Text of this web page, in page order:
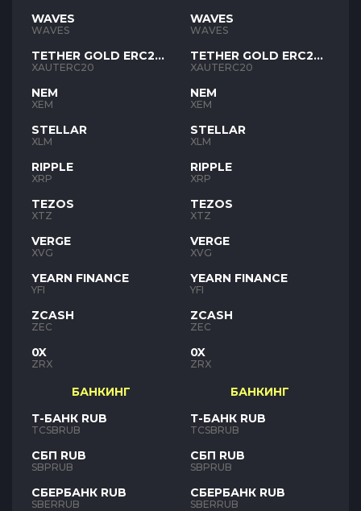
WAVES
WAVES
TETHER GOLD ERC20
XAUT
XAUTERC20
NEM
XEM
STELLAR
XLM
RIPPLE
XRP
TEZOS
XTZ
VERGE
XVG
YEARN FINANCE
YFI
ZCASH
ZEC
0X
ZRX
БАНКИНГ
Т-БАНК RUB
TCSBRUB
СБП RUB
SBPRUB
СБЕРБАНК RUB
SBERRUB
WAVES
WAVES
TETHER GOLD ERC20
XAUT
XAUTERC20
NEM
XEM
STELLAR
XLM
RIPPLE
XRP
TEZOS
XTZ
VERGE
XVG
YEARN FINANCE
YFI
ZCASH
ZEC
0X
ZRX
БАНКИНГ
Т-БАНК RUB
TCSBRUB
СБП RUB
SBPRUB
СБЕРБАНК RUB
SBERRUB